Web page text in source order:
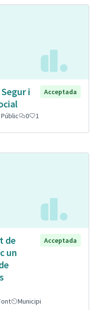
i
Acceptada
0 1
de
un
Acceptada
Municipi